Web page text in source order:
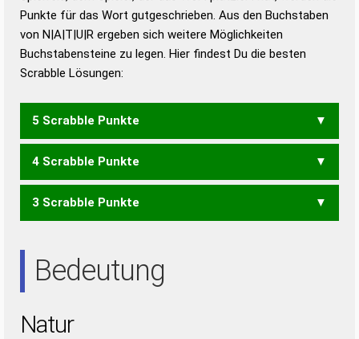
Deutsch
Duden – Die deutsche Grammatik
Duden – Deutsches
Punkte für das Wort gutgeschrieben. Aus den Buchstaben
von N|A|T|U|R ergeben sich weitere Möglichkeiten
Buchstabensteine zu legen. Hier findest Du die besten
Scrabble Lösungen:
5 Scrabble Punkte
RAUNT TRAUN UNART
4 Scrabble Punkte
RAUN RAUT TARN TRAN
3 Scrabble Punkte
Bedeutung
Natur